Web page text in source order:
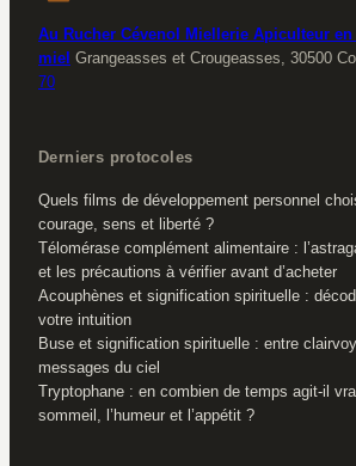
Au Rucher Cévenol Miellerie Apiculteur en
miel Grangeasses et Crougeasses, 30500
70
Derniers protocoles
Quels films de développement personnel
courage, sens et liberté ?
Télomérase complément alimentaire :
et les précautions à vérifier avant d’acheter
Acouphènes et signification spirituelle :
votre intuition
Buse et signification spirituelle : entre
messages du ciel
Tryptophane : en combien de temps agit-il
sommeil, l’humeur et l’appétit ?